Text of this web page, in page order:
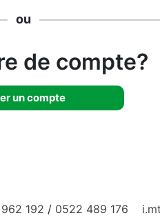
ou
de compte?
un compte
192 / 0522 489 176